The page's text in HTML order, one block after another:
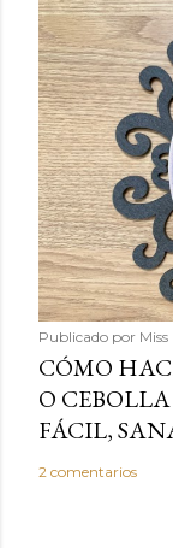
Publicado por
CÓMO
O
FÁCIL,
2 comentarios